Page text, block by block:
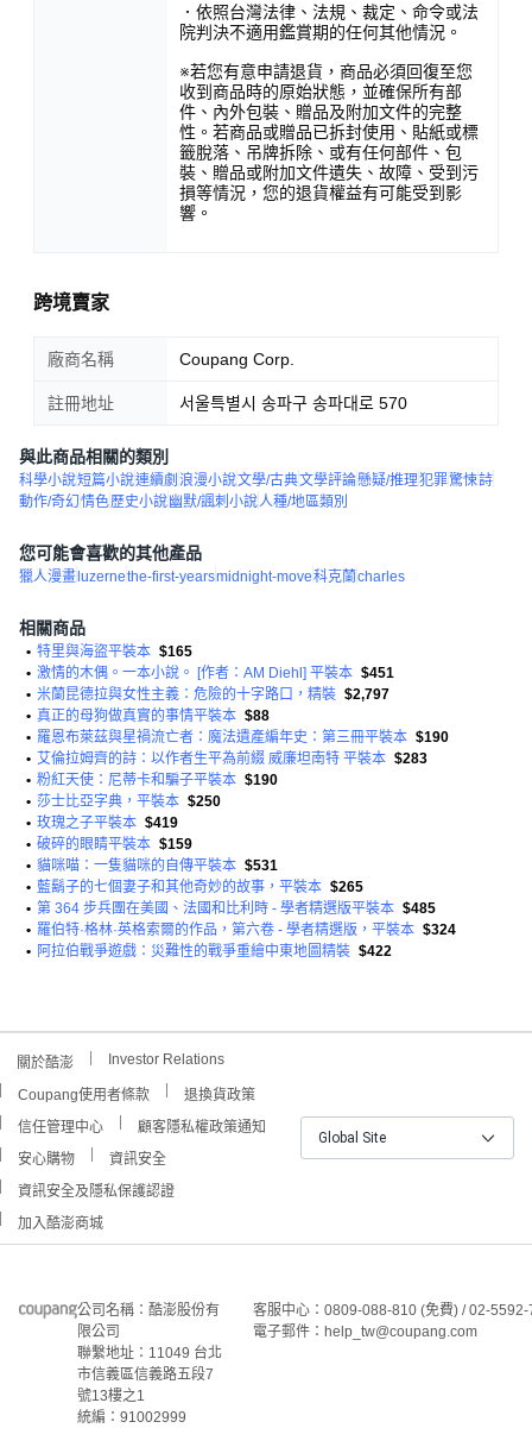
．依照台灣法律、法規、裁定、命令或法
院判決不適用鑑賞期的任何其他情況。
※若您有意申請退貨，商品必須回復至您
收到商品時的原始狀態，並確保所有部
件、內外包裝、贈品及附加文件的完整
性。若商品或贈品已拆封使用、貼紙或標
籤脫落、吊牌拆除、或有任何部件、包
裝、贈品或附加文件遺失、故障、受到污
損等情況，您的退貨權益有可能受到影
響。
跨境賣家
廠商名稱 Coupang Corp.
註冊地址 서울특별시 송파구 송파대로 570
與此商品相關的類別
科學小說短篇小說連續劇 浪漫小說文學/古典文學評論懸疑/推理犯罪驚悚詩
動作/奇幻情色歷史小說 幽默/諷刺小說人種/地區類別
您可能會喜歡的其他產品
獵人漫畫 luzernethe-first-yearsmidnight-move科克蘭charles
相關商品
• 特里與海盜平裝本 $165
• 激情的木偶。一本小說。 [作者：AM Diehl] 平裝本 $451
• 米蘭昆德拉與女性主義：危險的十字路口，精裝 $2,797
• 真正的母狗做真實的事情平裝本 $88
• 羅恩布萊茲與星禍流亡者：魔法遺產編年史：第三冊平裝本 $190
• 艾倫拉姆齊的詩：以作者生平為前綴 威廉坦南特 平裝本 $283
• 粉紅天使：尼蒂卡和騙子平裝本 $190
• 莎士比亞字典，平裝本 $250
• 玫瑰之子平裝本 $419
• 破碎的眼睛平裝本 $159
• 貓咪喵：一隻貓咪的自傳平裝本 $531
• 藍鬍子的七個妻子和其他奇妙的故事，平裝本 $265
• 第 364 步兵團在美國、法國和比利時 - 學者精選版平裝本 $485
• 羅伯特·格林·英格索爾的作品，第六卷 - 學者精選版，平裝本 $324
• 阿拉伯戰爭遊戲：災難性的戰爭重繪中東地圖精裝 $422
關於酷澎 Investor Relations
Coupang使用者條款
退換貨政策
信任管理中心
顧客隱私權政策通知
安心購物
資訊安全
資訊安全及隱私保護認證
加入酷澎商城
Global Site
公司名稱：酷澎股份有
限公司
聯繫地址：11049 台北
市信義區信義路五段7
號13樓之1
統編：91002999
客服中心：0809-088-810 (免費) / 02-
電子郵件：help_tw@coupang.com